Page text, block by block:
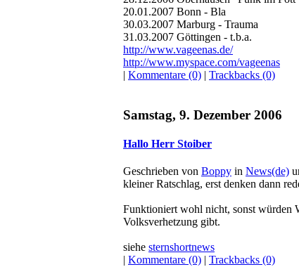
20.01.2007 Bonn - Bla
30.03.2007 Marburg - Trauma
31.03.2007 Göttingen - t.b.a.
http://www.vageenas.de/
http://www.myspace.com/vageenas
| Kommentare (0) | Trackbacks (0)
Samstag, 9. Dezember 2006
Hallo Herr Stoiber
Geschrieben von Boppy in News(de)
kleiner Ratschlag, erst denken dann
Funktioniert wohl nicht, sonst würden
Volksverhetzung gibt.
siehe sternshortnews
| Kommentare (0) | Trackbacks (0)